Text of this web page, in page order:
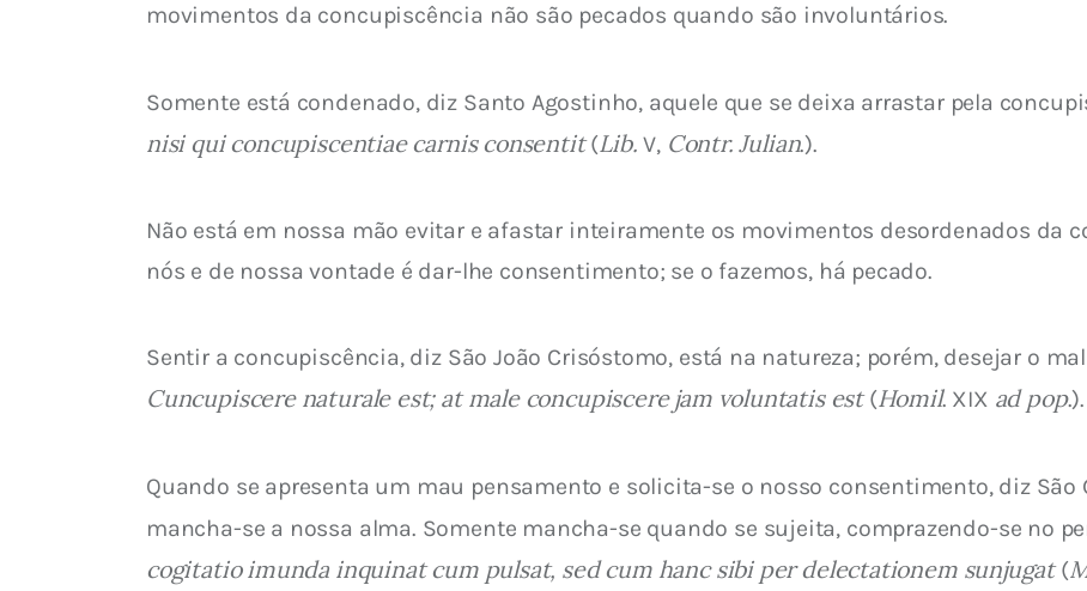
movimentos da concupiscência não são pecados quando são involuntários.
Somente está condenado, diz Santo Agostinho, aquele que se deixa arrastar pela
nisi qui concupiscentiae carnis consentit (Lib. V, Contr. Julian.).
Não está em nossa mão evitar e afastar inteiramente os movimentos desordenados da
nós e de nossa vontade é dar-lhe consentimento; se o fazemos, há pecado.
Sentir a concupiscência, diz São João Crisóstomo, está na natureza; porém, desejar o
Cuncupiscere naturale est; at male concupiscere jam voluntatis est (Homil. XIX ad pop.).
Quando se apresenta um mau pensamento e solicita-se o nosso consentimento, diz São
mancha-se a nossa alma. Somente mancha-se quando se sujeita, comprazendo-se no
cogitatio imunda inquinat cum pulsat, sed cum hanc sibi per delectationem sunjugat (